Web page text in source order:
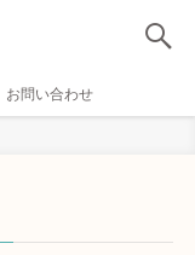
お問い合わせ